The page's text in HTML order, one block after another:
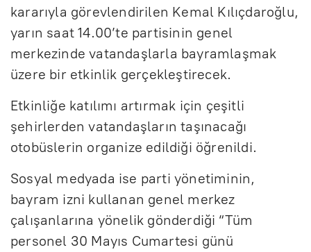
kararıyla görevlendirilen Kemal Kılıçdaroğlu,
yarın saat 14.00’te partisinin genel
merkezinde vatandaşlarla bayramlaşmak
üzere bir etkinlik gerçekleştirecek.
Etkinliğe katılımı artırmak için çeşitli
şehirlerden vatandaşların taşınacağı
otobüslerin organize edildiği öğrenildi.
Sosyal medyada ise parti yönetiminin,
bayram izni kullanan genel merkez
çalışanlarına yönelik gönderdiği “Tüm
personel 30 Mayıs Cumartesi günü